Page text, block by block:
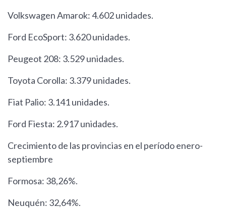
Volkswagen Amarok: 4.602 unidades.
Ford EcoSport: 3.620 unidades.
Peugeot 208: 3.529 unidades.
Toyota Corolla: 3.379 unidades.
Fiat Palio: 3.141 unidades.
Ford Fiesta: 2.917 unidades.
Crecimiento de las provincias en el período enero-
septiembre
Formosa: 38,26%.
Neuquén: 32,64%.